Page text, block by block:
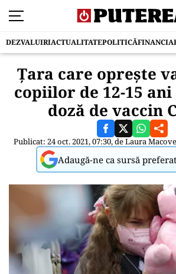
DEZVALUIRIACTUALITATEPOLITICĂ
Țara care opreşte
copiilor de 12-15 ani
doză de vaccin
Publicat: 24 oct. 2021, 07:30, deLaura
Adaugă-ne ca sursă